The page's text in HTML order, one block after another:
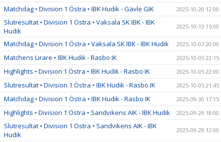
Matchdag • Division 1 Östra • IBK Hudik - Gävle GIK 2025-10-20 12:00
Slutresultat • Division 1 Östra • Vaksala SK IBK - IBK
Hudik
2025-10-13 15:00
Matchdag • Division 1 Östra • Vaksala SK IBK - IBK Hudik 2025-10-07 20:00
Matchens Lirare • IBK Hudik - Rasbo IK 2025-10-05 22:15
Highlights • Division 1 Östra • IBK Hudik - Rasbo IK 2025-10-05 22:00
Slutresultat • Division 1 Östra • IBK Hudik - Rasbo IK 2025-10-05 21:45
Matchdag • Division 1 Östra • IBK Hudik - Rasbo IK 2025-09-30 17:15
Highlights • Division 1 Östra • Sandvikens AIK - IBK Hudik 2025-09-29 18:00
Slutresultat • Division 1 Östra • Sandvikens AIK - IBK
Hudik
2025-09-29 12:00